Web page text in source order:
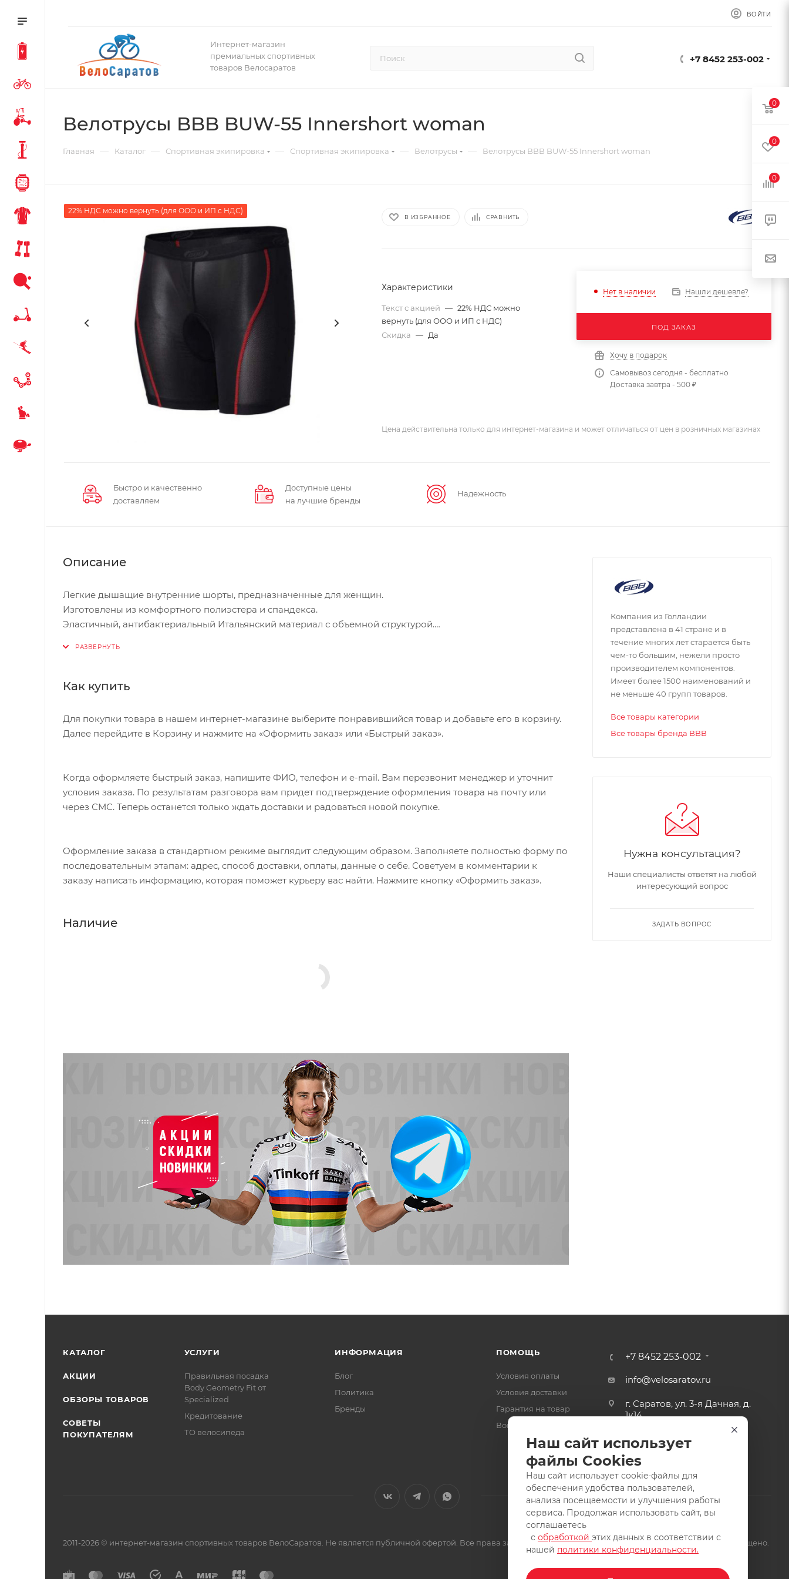
ВОЙТИ
Интернет-магазин
премиальных спортивных
товаров Велосаратов
+7 8452 253-002
Велотрусы BBB BUW-55 Innershort woman
Главная — Каталог — Спортивная экипировка — Спортивная экипировка — Велотрусы — Велотрусы BBB BUW-55 Innershort woman
22% НДС можно вернуть (для ООО и ИП с НДС)
В ИЗБРАННОЕ СРАВНИТЬ
Характеристики
Текст с акцией — 22% НДС можно
вернуть (для ООО и ИП с НДС)
Скидка — Да
Нет в наличии Нашли дешевле?
ПОД ЗАКАЗ
Хочу в подарок
Самовывоз сегодня - бесплатно
Доставка завтра - 500 ₽
Цена действительна только для интернет-магазина и может отличаться от цен в розничных магазинах
Быстро и качественно
доставляем
Доступные цены
на лучшие бренды
Надежность
Описание
Легкие дышащие внутренние шорты, предназначенные для женщин.
Изготовлены из комфортного полиэстера и спандекса.
Эластичный, антибактериальный Итальянский материал с объемной структурой.
Как купить
Для покупки товара в нашем интернет-магазине выберите понравившийся товар и добавьте его в корзину.
Далее перейдите в Корзину и нажмите на «Оформить заказ» или «Быстрый заказ».
Когда оформляете быстрый заказ, напишите ФИО, телефон и e-mail. Вам перезвонит менеджер и уточнит
условия заказа. По результатам разговора вам придет подтверждение оформления товара на почту или
через СМС. Теперь останется только ждать доставки и радоваться новой покупке.
Оформление заказа в стандартном режиме выглядит следующим образом. Заполняете полностью форму по
последовательным этапам: адрес, способ доставки, оплаты, данные о себе. Советуем в комментарии к
заказу написать информацию, которая поможет курьеру вас найти. Нажмите кнопку «Оформить заказ».
Наличие
Компания из Голландии
представлена в 41 стране и в
течение многих лет старается быть
чем-то большим, нежели просто
производителем компонентов.
Имеет более 1500 наименований и
не меньше 40 групп товаров.
Все товары категории
Все товары бренда BBB
Нужна консультация?
Наши специалисты ответят на любой
интересующий вопрос
ЗАДАТЬ ВОПРОС
КАТАЛОГ
АКЦИИ
ОБЗОРЫ ТОВАРОВ
СОВЕТЫ
ПОКУПАТЕЛЯМ
УСЛУГИ
Правильная посадка
Body Geometry Fit от
Specialized
Кредитование
ТО велосипеда
ИНФОРМАЦИЯ
Блог
Политика
Бренды
ПОМОЩЬ
Условия оплаты
Условия доставки
Гарантия на товар
Вопрос-ответ
+7 8452 253-002
info@velosaratov.ru
г. Саратов, ул. 3-я Дачная, д.
1к14
2011-2026 © интернет-магазин спортивных товаров ВелоСаратов. Не является публичной офертой. Все права защищены. Заимствование материалов и фотографий запрещено.
Наш сайт использует
файлы Cookies
Наш сайт использует cookie-файлы для
обеспечения удобства пользователей,
анализа посещаемости и улучшения работы
сервиса. Продолжая использовать сайт, вы
соглашаетесь
с обработкой этих данных в соответствии с
нашей политики конфиденциальности.
0
0
0